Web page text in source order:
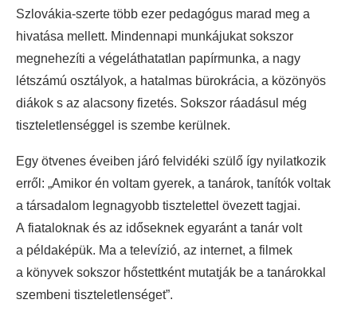
Szlovákia-szerte több ezer pedagógus marad meg a
hivatása mellett. Mindennapi munkájukat sokszor
megnehezíti a végeláthatatlan papírmunka, a nagy
létszámú osztályok, a hatalmas bürokrácia, a közönyös
diákok s az alacsony fizetés. Sokszor ráadásul még
tiszteletlenséggel is szembe kerülnek.
Egy ötvenes éveiben járó felvidéki szülő így nyilatkozik
erről: „Amikor én voltam gyerek, a tanárok, tanítók voltak
a társadalom legnagyobb tisztelettel övezett tagjai.
A fiataloknak és az időseknek egyaránt a tanár volt
a példaképük. Ma a televízió, az internet, a filmek
a könyvek sokszor hőstettként mutatják be a tanárokkal
szembeni tiszteletlenséget”.